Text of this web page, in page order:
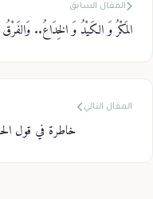
المقال السابق
المَكْرُ وَ الكَيْدُ وَ الخِدَاعُ.. وَالفَرْقُ
المقال التالي
خاطرة في قول